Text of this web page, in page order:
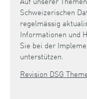
Schweizerischen
regelmässig
Informationen und
Sie bei der
unterstützen.
Revision DSG